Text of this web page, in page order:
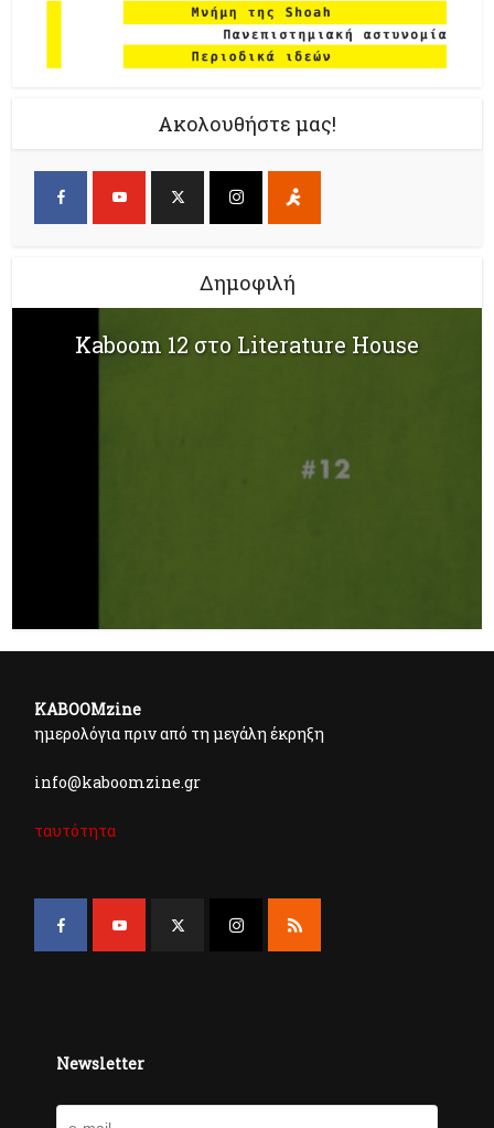
Ακολουθήστε μας!
Δημοφιλή
Kaboom 12 στο Literature House
KABOOMzine
ημερολόγια πριν από τη μεγάλη έκρηξη
info@kaboomzine.gr
ταυτότητα
Newsletter